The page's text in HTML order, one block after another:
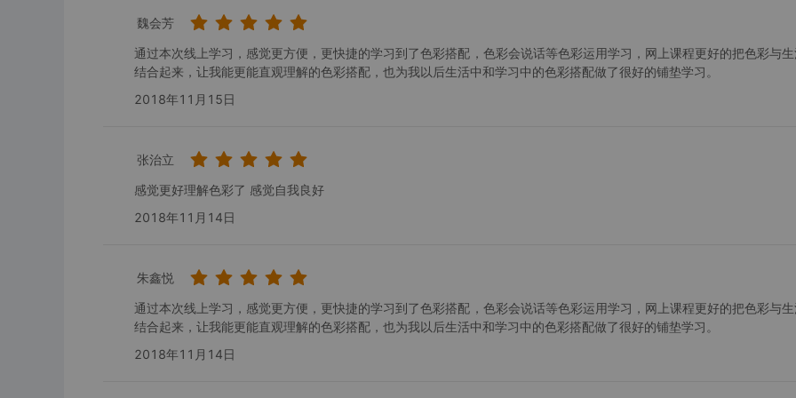
魏会芳
通过本次线上学习，感觉更方便，更快捷的学习到了色彩搭配，色彩会说话等色彩运用学习，网上课程更好的把色彩与
结合起来，让我能更能直观理解的色彩搭配，也为我以后生活中和学习中的色彩搭配做了很好的铺垫学习。
2018年11月15日
张治立
感觉更好理解色彩了 感觉自我良好
2018年11月14日
朱鑫悦
通过本次线上学习，感觉更方便，更快捷的学习到了色彩搭配，色彩会说话等色彩运用学习，网上课程更好的把色彩与
结合起来，让我能更能直观理解的色彩搭配，也为我以后生活中和学习中的色彩搭配做了很好的铺垫学习。
2018年11月14日